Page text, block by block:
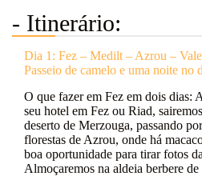
- Itinerário:
Dia 1: Fez – Medilt – Azrou –
Passeio de camelo e uma noite no
O que fazer em Fez em dois dias:
seu hotel em Fez ou Riad,
deserto de Merzouga, passando
florestas de Azrou, onde há
boa oportunidade para tirar fotos
Almoçaremos na aldeia berbere de